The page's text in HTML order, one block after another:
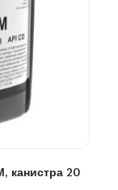
канистра 20